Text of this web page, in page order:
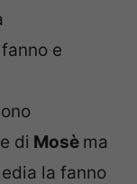
e
di Mosè ma
la fanno